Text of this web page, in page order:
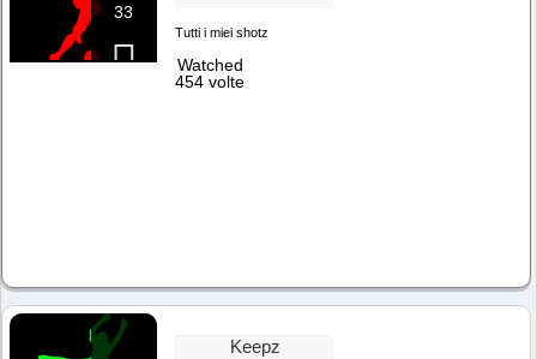
33
Tutti i miei shotz
Watched
454 volte
Keepz